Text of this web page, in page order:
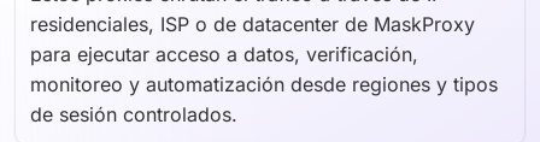
residenciales, ISP o de datacenter de MaskProxy
para ejecutar acceso a datos, verificación,
monitoreo y automatización desde regiones y tipos
de sesión controlados.